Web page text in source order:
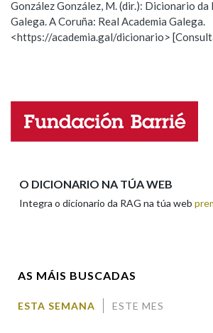
Na fraseoloxía
Marcas gramaticais
Observación Hai un erro na
Propoño mellorar a definición
Nome
González González, M. (dir.): Dicionario da
Galega. A Coruña: Real Academia Galega.
<https://academia.gal/dicionario>
O DICIONARIO NA TÚA WEB
Integra o dicionario da RAG na túa web
AS MÁIS BUSCADAS
ESTA SEMANA ESTE MES